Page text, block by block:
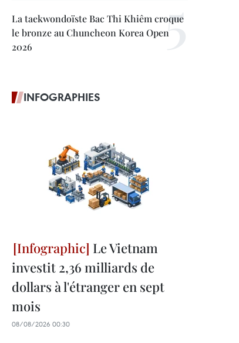
La taekwondoïste Bac Thi Khiêm croque
le bronze au Chuncheon Korea Open
2026
INFOGRAPHIES
Le Vietnam
investit 2,36 milliards de
dollars à l'étranger en sept
mois
08/08/2026 00:30